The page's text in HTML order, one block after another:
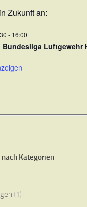
Zukunft an:
- 16:00
Bundesliga Luftgewehr
Kategorien
(1)